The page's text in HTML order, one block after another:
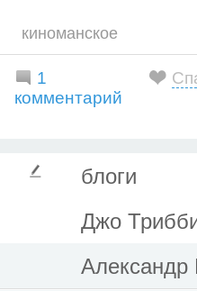
киноманское
1
комментарий
блоги
Джо
Александр